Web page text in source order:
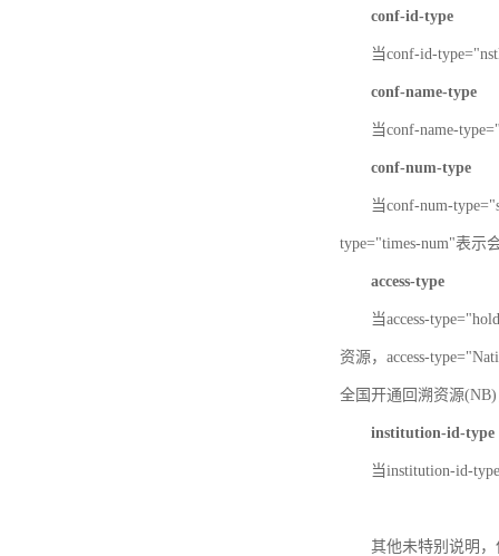
conf-id-type
当conf-id-
conf-name-type
当conf-name-
conf-num-type
当conf-num-
type="times-num"表示
access-type
当access-
资源，access-
全国开通回溯资源(NB)
institution-id-type
当institution-id-
其他未特别说明